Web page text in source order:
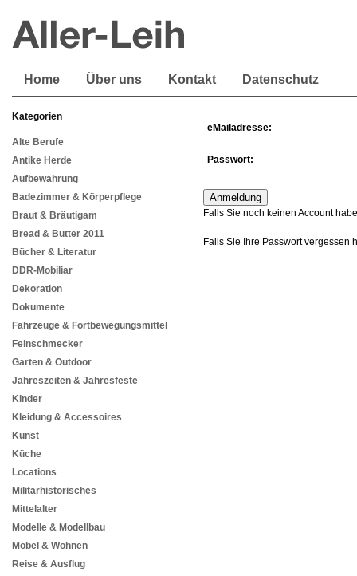
Home Über uns Kontakt Datenschutz
Kategorien
Alte Berufe
Antike Herde
Aufbewahrung
Badezimmer & Körperpflege
Braut & Bräutigam
Bread & Butter 2011
Bücher & Literatur
DDR-Mobiliar
Dekoration
Dokumente
Fahrzeuge & Fortbewegungsmittel
Feinschmecker
Garten & Outdoor
Jahreszeiten & Jahresfeste
Kinder
Kleidung & Accessoires
Kunst
Küche
Locations
Militärhistorisches
Mittelalter
Modelle & Modellbau
Möbel & Wohnen
Reise & Ausflug
eMailadresse:
Passwort:
Falls Sie noch keinen Account
Falls Sie Ihre Passwort vergessen